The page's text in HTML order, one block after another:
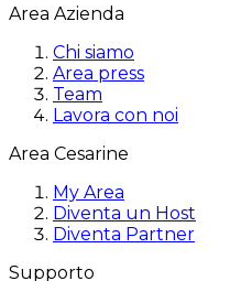
Area Azienda
Chi siamo
Area press
Team
Lavora con noi
Area Cesarine
My Area
Diventa un Host
Diventa Partner
Supporto